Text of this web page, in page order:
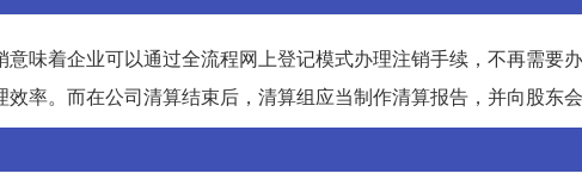
味着企业可以通过全流程网上登记模式办理注销手续，不再需要
率。而在公司清算结束后，清算组应当制作清算报告，并向股东会